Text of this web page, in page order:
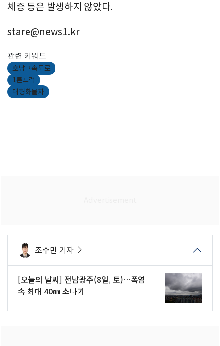
체증 등은 발생하지 않았다.
stare@news1.kr
관련 키워드
호남고속도로
1톤트럭
대형화물차
조수민 기자
[오늘의 날씨] 전남광주(8일, 토)…폭염
속 최대 40㎜ 소나기